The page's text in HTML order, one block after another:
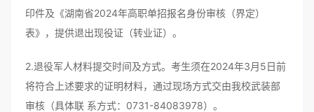
印件及《湖南省2024年高职单招报名身份审核（界定）
表》，提供退出现役证（转业证）。
2.退役军人材料提交时间及方式。考生须在2024年3月5日前
将符合上述要求的证明材料，通过现场方式交由我校武装部
审核（具体联 系方式：0731-84083978）。